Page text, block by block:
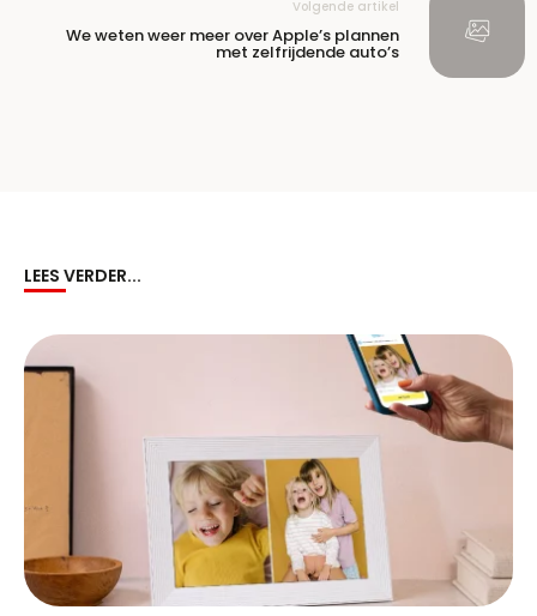
Volgende artikel
We weten weer meer over Apple’s plannen
met zelfrijdende auto’s
LEES VERDER...